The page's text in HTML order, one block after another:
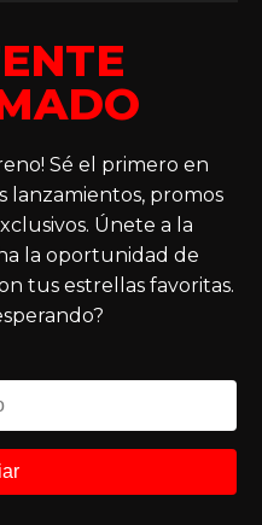
Sé el primero en
lanzamientos, promos
Únete a la
la oportunidad de
tus estrellas favoritas.